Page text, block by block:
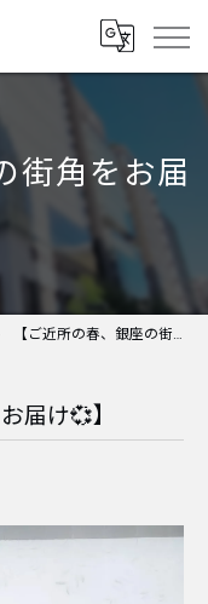
街角をお届
【ご近所の春、銀座の街角をお届け💞】
届け💞】